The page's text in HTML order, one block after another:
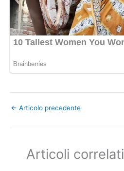
← Articolo precedente
Articoli correlati